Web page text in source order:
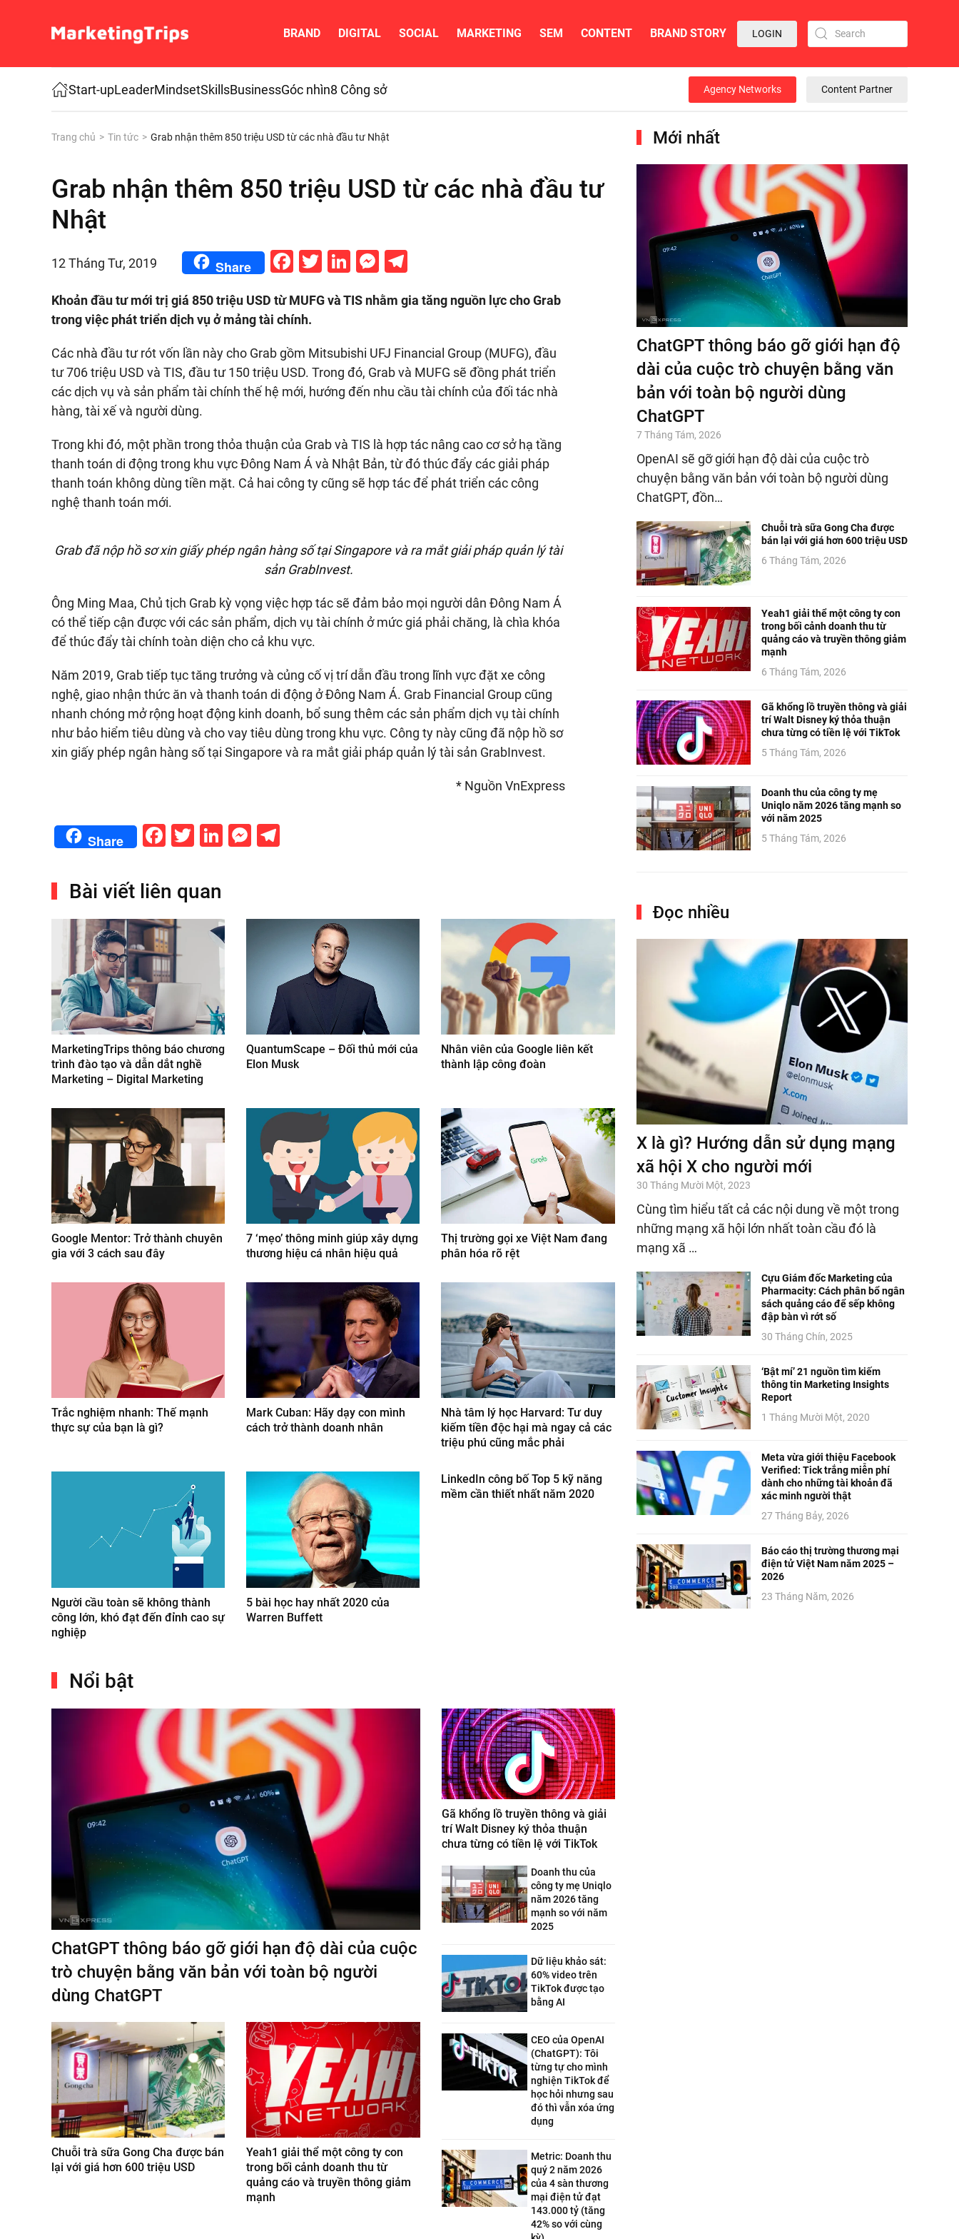
Skip to main content
BRAND DIGITAL SOCIAL MARKETING SEM CONTENT BRAND STORY LOGIN
Start-upLeaderMindsetSkillsBusinessGóc nhìn8 Công sở Agency Networks Content Partner
Trang chủ Tin tức Grab nhận thêm 850 triệu USD từ các nhà đầu tư Nhật
Grab nhận thêm 850 triệu USD từ các nhà đầu tư
Nhật
12 Tháng Tư, 2019 Share Facebook
Twitter
LinkedIn
Messenger
Telegram
Khoản đầu tư mới trị giá 850 triệu USD từ MUFG và TIS nhằm gia tăng nguồn lực cho Grab
trong việc phát triển dịch vụ ở mảng tài chính.
Các nhà đầu tư rót vốn lần này cho Grab gồm Mitsubishi UFJ Financial Group (MUFG), đầu
tư 706 triệu USD và TIS, đầu tư 150 triệu USD. Trong đó, Grab và MUFG sẽ đồng phát triển
các dịch vụ và sản phẩm tài chính thế hệ mới, hướng đến nhu cầu tài chính của đối tác nhà
hàng, tài xế và người dùng.
Trong khi đó, một phần trong thỏa thuận của Grab và TIS là hợp tác nâng cao cơ sở hạ tầng
thanh toán di động trong khu vực Đông Nam Á và Nhật Bản, từ đó thúc đẩy các giải pháp
thanh toán không dùng tiền mặt. Cả hai công ty cũng sẽ hợp tác để phát triển các công
nghệ thanh toán mới.
Grab đã nộp hồ sơ xin giấy phép ngân hàng số tại Singapore và ra mắt giải pháp quản lý tài
sản GrabInvest.
Ông Ming Maa, Chủ tịch Grab kỳ vọng việc hợp tác sẽ đảm bảo mọi người dân Đông Nam Á
có thể tiếp cận được với các sản phẩm, dịch vụ tài chính ở mức giá phải chăng, là chìa khóa
để thúc đẩy tài chính toàn diện cho cả khu vực.
Năm 2019, Grab tiếp tục tăng trưởng và củng cố vị trí dẫn đầu trong lĩnh vực đặt xe công
nghệ, giao nhận thức ăn và thanh toán di động ở Đông Nam Á. Grab Financial Group cũng
nhanh chóng mở rộng hoạt động kinh doanh, bổ sung thêm các sản phẩm dịch vụ tài chính
như bảo hiểm tiêu dùng và cho vay tiêu dùng trong khu vực. Công ty này cũng đã nộp hồ sơ
xin giấy phép ngân hàng số tại Singapore và ra mắt giải pháp quản lý tài sản GrabInvest.
* Nguồn VnExpress
Share Facebook
Twitter
LinkedIn
Messenger
Bài viết liên quan
MarketingTrips thông báo chương
trình đào tạo và dẫn dắt nghề
Marketing – Digital Marketing
QuantumScape – Đối thủ mới của
Elon Musk
Nhân viên của Google liên kết
thành lập công đoàn
Google Mentor: Trở thành chuyên
gia với 3 cách sau đây
7 ‘mẹo’ thông minh giúp xây dựng
thương hiệu cá nhân hiệu quả
Thị trường gọi xe Việt Nam đang
phân hóa rõ rệt
Trắc nghiệm nhanh: Thế mạnh
thực sự của bạn là gì?
Mark Cuban: Hãy dạy con mình
cách trở thành doanh nhân
Nhà tâm lý học Harvard: Tư duy
kiếm tiền độc hại mà ngay cả các
triệu phú cũng mắc phải
Người cầu toàn sẽ không thành
công lớn, khó đạt đến đỉnh cao sự
nghiệp
5 bài học hay nhất 2020 của
Warren Buffett
LinkedIn công bố Top 5 kỹ năng
mềm cần thiết nhất năm 2020
Nổi bật
ChatGPT thông báo gỡ giới hạn độ dài của cuộc
trò chuyện bằng văn bản với toàn bộ người
dùng ChatGPT
Chuỗi trà sữa Gong Cha được bán
lại với giá hơn 600 triệu USD
Yeah1 giải thể một công ty con
trong bối cảnh doanh thu từ
quảng cáo và truyền thông giảm
mạnh
Gã khổng lồ truyền thông và giải
trí Walt Disney ký thỏa thuận
chưa từng có tiền lệ với TikTok
Doanh thu của
công ty mẹ Uniqlo
năm 2026 tăng
mạnh so với năm
2025
Dữ liệu khảo sát:
60% video trên
TikTok được tạo
bằng AI
CEO của OpenAI
(ChatGPT): Tôi
từng tự cho mình
nghiện TikTok để
học hỏi nhưng sau
đó thì vẫn xóa ứng
dụng
Metric: Doanh thu
quý 2 năm 2026
của 4 sàn thương
mại điện tử đạt
143.000 tỷ (tăng
42% so với cùng
Mới nhất
ChatGPT thông báo gỡ giới hạn độ
dài của cuộc trò chuyện bằng văn
bản với toàn bộ người dùng
ChatGPT
7 Tháng Tám, 2026
OpenAI sẽ gỡ giới hạn độ dài của cuộc trò
chuyện bằng văn bản với toàn bộ người dùng
ChatGPT, đồn…
Chuỗi trà sữa Gong Cha được
bán lại với giá hơn 600 triệu USD
6 Tháng Tám, 2026
Yeah1 giải thể một công ty con
trong bối cảnh doanh thu từ
quảng cáo và truyền thông giảm
mạnh
6 Tháng Tám, 2026
Gã khổng lồ truyền thông và giải
trí Walt Disney ký thỏa thuận
chưa từng có tiền lệ với TikTok
5 Tháng Tám, 2026
Doanh thu của công ty mẹ
Uniqlo năm 2026 tăng mạnh so
với năm 2025
5 Tháng Tám, 2026
Đọc nhiều
X là gì? Hướng dẫn sử dụng mạng
xã hội X cho người mới
30 Tháng Mười Một, 2023
Cùng tìm hiểu tất cả các nội dung về một trong
những mạng xã hội lớn nhất toàn cầu đó là
mạng xã …
Cựu Giám đốc Marketing của
Pharmacity: Cách phân bổ ngân
sách quảng cáo để sếp không
đập bàn vì rớt số
30 Tháng Chín, 2025
‘Bật mí’ 21 nguồn tìm kiếm
thông tin Marketing Insights
Report
1 Tháng Mười Một, 2020
Meta vừa giới thiệu Facebook
Verified: Tick trắng miễn phí
dành cho những tài khoản đã
xác minh người thật
27 Tháng Bảy, 2026
Báo cáo thị trường thương mại
điện tử Việt Nam năm 2025 –
2026
23 Tháng Năm, 2026